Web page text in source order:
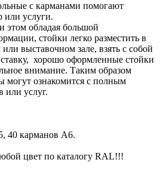
с карманами помогают
или услуги.
этом обладая большой
стойки легко разместить в
выставочном зале, взять с собой
хорошо оформленные стойки
внимание. Таким образом
могут ознакомится с полным
или услуг.
40 карманов А6.
цвет по каталогу RAL!!!